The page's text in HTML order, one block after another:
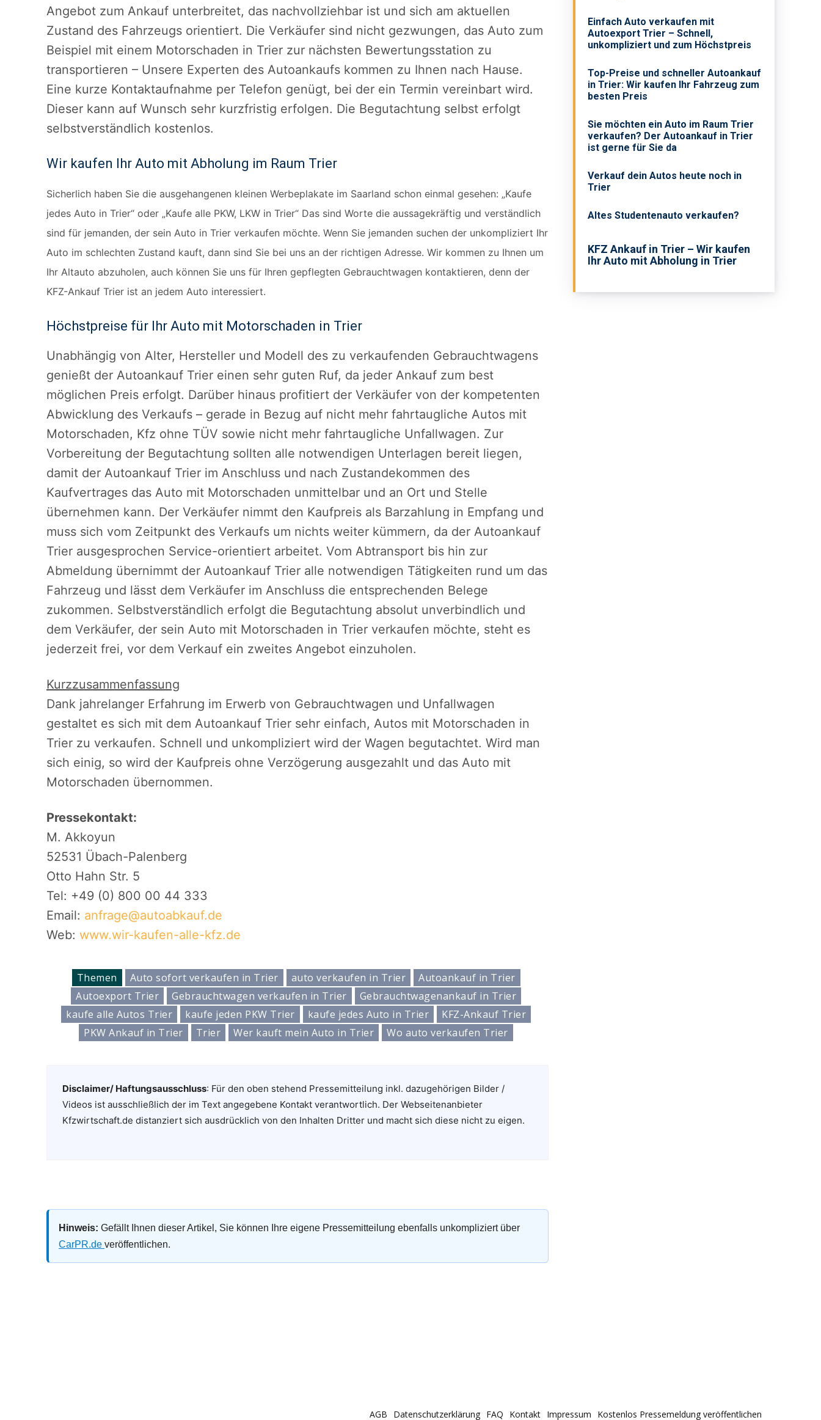
Angebot zum Ankauf unterbreitet, das nachvollziehbar ist und sich am aktuellen
Zustand des Fahrzeugs orientiert. Die Verkäufer sind nicht gezwungen, das Auto zum
Beispiel mit einem Motorschaden in Trier zur nächsten Bewertungsstation zu
transportieren – Unsere Experten des Autoankaufs kommen zu Ihnen nach Hause.
Eine kurze Kontaktaufnahme per Telefon genügt, bei der ein Termin vereinbart wird.
Dieser kann auf Wunsch sehr kurzfristig erfolgen. Die Begutachtung selbst erfolgt
selbstverständlich kostenlos.
Wir kaufen Ihr Auto mit Abholung im Raum Trier
Sicherlich haben Sie die ausgehangenen kleinen Werbeplakate im Saarland schon einmal gesehen: „Kaufe
jedes Auto in Trier“ oder „Kaufe alle PKW, LKW in Trier“ Das sind Worte die aussagekräftig und verständlich
sind für jemanden, der sein Auto in Trier verkaufen möchte. Wenn Sie jemanden suchen der unkompliziert Ihr
Auto im schlechten Zustand kauft, dann sind Sie bei uns an der richtigen Adresse. Wir kommen zu Ihnen um
Ihr Altauto abzuholen, auch können Sie uns für Ihren gepflegten Gebrauchtwagen kontaktieren, denn der
KFZ-Ankauf Trier ist an jedem Auto interessiert.
Höchstpreise für Ihr Auto mit Motorschaden in Trier
Unabhängig von Alter, Hersteller und Modell des zu verkaufenden Gebrauchtwagens
genießt der Autoankauf Trier einen sehr guten Ruf, da jeder Ankauf zum best
möglichen Preis erfolgt. Darüber hinaus profitiert der Verkäufer von der kompetenten
Abwicklung des Verkaufs – gerade in Bezug auf nicht mehr fahrtaugliche Autos mit
Motorschaden, Kfz ohne TÜV sowie nicht mehr fahrtaugliche Unfallwagen. Zur
Vorbereitung der Begutachtung sollten alle notwendigen Unterlagen bereit liegen,
damit der Autoankauf Trier im Anschluss und nach Zustandekommen des
Kaufvertrages das Auto mit Motorschaden unmittelbar und an Ort und Stelle
übernehmen kann. Der Verkäufer nimmt den Kaufpreis als Barzahlung in Empfang und
muss sich vom Zeitpunkt des Verkaufs um nichts weiter kümmern, da der Autoankauf
Trier ausgesprochen Service-orientiert arbeitet. Vom Abtransport bis hin zur
Abmeldung übernimmt der Autoankauf Trier alle notwendigen Tätigkeiten rund um das
Fahrzeug und lässt dem Verkäufer im Anschluss die entsprechenden Belege
zukommen. Selbstverständlich erfolgt die Begutachtung absolut unverbindlich und
dem Verkäufer, der sein Auto mit Motorschaden in Trier verkaufen möchte, steht es
jederzeit frei, vor dem Verkauf ein zweites Angebot einzuholen.
Kurzzusammenfassung
Dank jahrelanger Erfahrung im Erwerb von Gebrauchtwagen und Unfallwagen
gestaltet es sich mit dem Autoankauf Trier sehr einfach, Autos mit Motorschaden in
Trier zu verkaufen. Schnell und unkompliziert wird der Wagen begutachtet. Wird man
sich einig, so wird der Kaufpreis ohne Verzögerung ausgezahlt und das Auto mit
Motorschaden übernommen.
Pressekontakt:
M. Akkoyun
52531 Übach-Palenberg
Otto Hahn Str. 5
Tel: +49 (0) 800 00 44 333
Email: anfrage@autoabkauf.de
Web: www.wir-kaufen-alle-kfz.de
Themen Auto sofort verkaufen in Trier auto verkaufen in Trier
Autoankauf in Trier
Autoexport Trier
Gebrauchtwagen verkaufen in Trier
Gebrauchtwagenankauf in Trier
kaufe alle Autos Trier
kaufe jeden PKW Trier kaufe jedes Auto in Trier
KFZ-Ankauf Trier
PKW Ankauf in Trier
Trier Wer kauft mein Auto in Trier Wo auto verkaufen Trier
Disclaimer/ Haftungsausschluss: Für den oben stehend Pressemitteilung inkl. dazugehörigen Bilder /
Videos ist ausschließlich der im Text angegebene Kontakt verantwortlich. Der Webseitenanbieter
Kfzwirtschaft.de distanziert sich ausdrücklich von den Inhalten Dritter und macht sich diese nicht zu eigen.
Hinweis: Gefällt Ihnen dieser Artikel, Sie können Ihre eigene Pressemitteilung ebenfalls unkompliziert über
CarPR.de veröffentlichen.
Einfach Auto verkaufen mit
Autoexport Trier – Schnell,
unkompliziert und zum Höchstpreis
Top-Preise und schneller Autoankauf
in Trier: Wir kaufen Ihr Fahrzeug zum
besten Preis
Sie möchten ein Auto im Raum Trier
verkaufen? Der Autoankauf in Trier
ist gerne für Sie da
Verkauf dein Autos heute noch in
Trier
Altes Studentenauto verkaufen?
KFZ Ankauf in Trier – Wir kaufen
Ihr Auto mit Abholung in Trier
AGB Datenschutzerklärung FAQ Kontakt Impressum Kostenlos Pressemeldung veröffentlichen